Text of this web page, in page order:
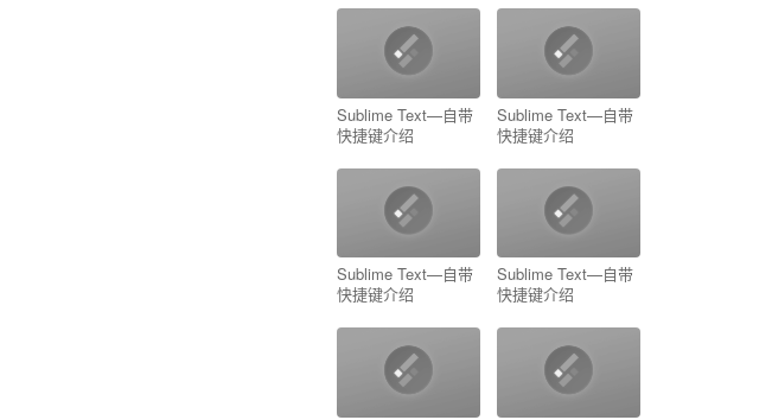
Sublime Text—自带
快捷键介绍
Sublime Text—自带
快捷键介绍
Sublime Text—自带
快捷键介绍
Sublime Text—自带
快捷键介绍